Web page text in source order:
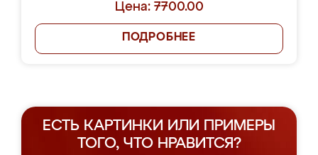
Цена: 7700.00
ПОДРОБНЕЕ
ЕСТЬ КАРТИНКИ ИЛИ ПРИМЕРЫ
ТОГО, ЧТО НРАВИТСЯ?